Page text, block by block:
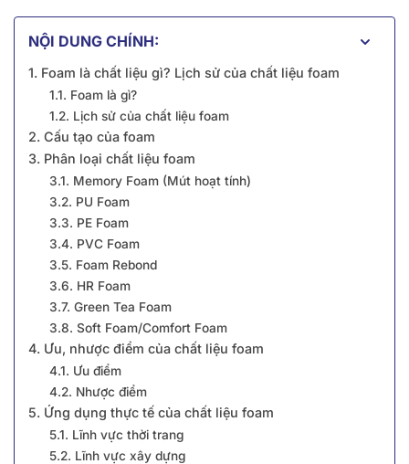
NỘI DUNG CHÍNH:
1. Foam là chất liệu gì? Lịch sử của chất liệu foam
1.1. Foam là gì?
1.2. Lịch sử của chất liệu foam
2. Cấu tạo của foam
3. Phân loại chất liệu foam
3.1. Memory Foam (Mút hoạt tính)
3.2. PU Foam
3.3. PE Foam
3.4. PVC Foam
3.5. Foam Rebond
3.6. HR Foam
3.7. Green Tea Foam
3.8. Soft Foam/Comfort Foam
4. Ưu, nhược điểm của chất liệu foam
4.1. Ưu điểm
4.2. Nhược điểm
5. Ứng dụng thực tế của chất liệu foam
5.1. Lĩnh vực thời trang
5.2. Lĩnh vực xây dựng